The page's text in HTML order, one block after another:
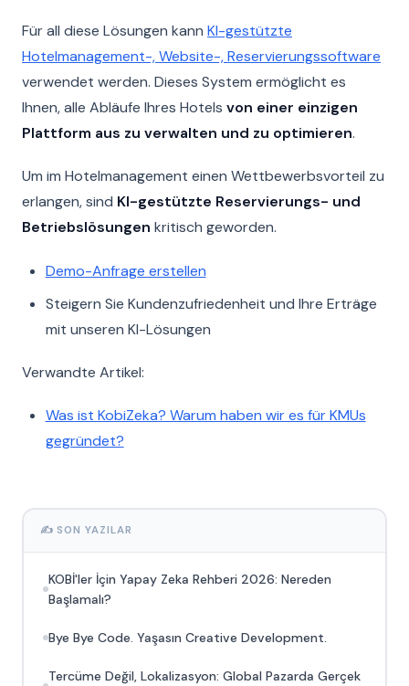
✍️ SON YAZILAR
KOBİ'ler İçin Yapay Zeka Rehberi 2026: Nereden
Başlamalı?
Bye Bye Code. Yaşasın Creative Development.
Tercüme Değil, Lokalizasyon: Global Pazarda Gerçek
Für all diese Lösungen kann KI-gestützte
Hotelmanagement-, Website-, Reservierungssoftware
verwendet werden. Dieses System ermöglicht es
Ihnen, alle Abläufe Ihres Hotels von einer einzigen
Plattform aus zu verwalten und zu optimieren.
Um im Hotelmanagement einen Wettbewerbsvorteil zu
erlangen, sind KI-gestützte Reservierungs- und
Betriebslösungen kritisch geworden.
Demo-Anfrage erstellen
Steigern Sie Kundenzufriedenheit und Ihre Erträge
mit unseren KI-Lösungen
Verwandte Artikel:
Was ist KobiZeka? Warum haben wir es für KMUs
gegründet?